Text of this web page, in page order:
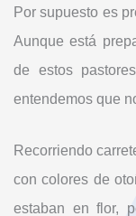
Por supuesto es
Aunque está
de estos
entendemos que
Recorriendo
con colores de
estaban en flor,